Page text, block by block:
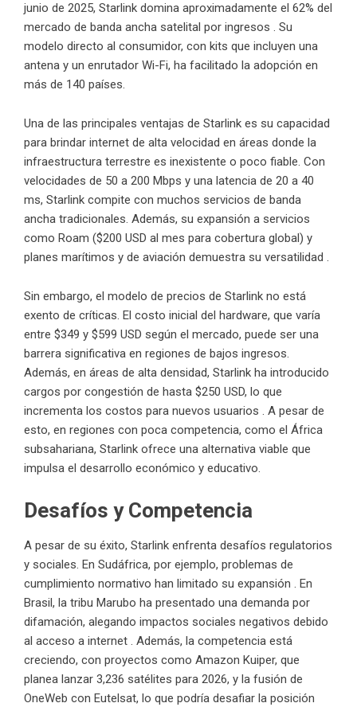
junio de 2025, Starlink domina aproximadamente el 62% del
mercado de banda ancha satelital por ingresos . Su
modelo directo al consumidor, con kits que incluyen una
antena y un enrutador Wi-Fi, ha facilitado la adopción en
más de 140 países.
Una de las principales ventajas de Starlink es su capacidad
para brindar internet de alta velocidad en áreas donde la
infraestructura terrestre es inexistente o poco fiable. Con
velocidades de 50 a 200 Mbps y una latencia de 20 a 40
ms, Starlink compite con muchos servicios de banda
ancha tradicionales. Además, su expansión a servicios
como Roam ($200 USD al mes para cobertura global) y
planes marítimos y de aviación demuestra su versatilidad .
Sin embargo, el modelo de precios de Starlink no está
exento de críticas. El costo inicial del hardware, que varía
entre $349 y $599 USD según el mercado, puede ser una
barrera significativa en regiones de bajos ingresos.
Además, en áreas de alta densidad, Starlink ha introducido
cargos por congestión de hasta $250 USD, lo que
incrementa los costos para nuevos usuarios . A pesar de
esto, en regiones con poca competencia, como el África
subsahariana, Starlink ofrece una alternativa viable que
impulsa el desarrollo económico y educativo.
Desafíos y Competencia
A pesar de su éxito, Starlink enfrenta desafíos regulatorios
y sociales. En Sudáfrica, por ejemplo, problemas de
cumplimiento normativo han limitado su expansión . En
Brasil, la tribu Marubo ha presentado una demanda por
difamación, alegando impactos sociales negativos debido
al acceso a internet . Además, la competencia está
creciendo, con proyectos como Amazon Kuiper, que
planea lanzar 3,236 satélites para 2026, y la fusión de
OneWeb con Eutelsat, lo que podría desafiar la posición